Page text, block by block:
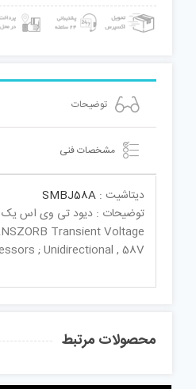
توضیحات
مشخصات فنی
دیتاشیت : SMBJ58A
توضیحات : دیود تی وی اس یک طرفه
Transient Voltage
; Unidirectional , 58V
محصولات مرتبط